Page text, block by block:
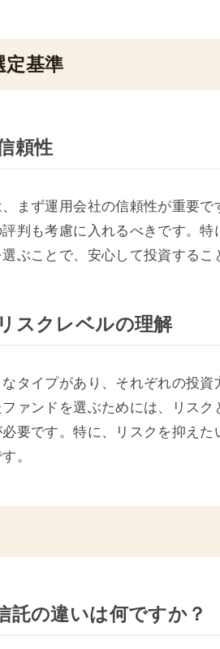
定基準
頼性
まず運用会社の信頼性が重要
判も考慮に入れるべきです。
ぶことで、安心して投資するこ
スクレベルの理解
タイプがあり、それぞれの投
ァンドを選ぶためには、リス
要です。特に、リスクを抑え
。
託の違いは何ですか？